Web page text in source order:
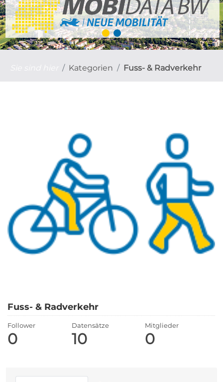
Kategorien Fuss- & Radverkehr
Fuss- & Radverkehr
Follower
0
Datensätze
10
Mitglieder
0